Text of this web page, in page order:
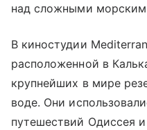
над сложными
В киностудии
расположенной в
крупнейших в мире
воде. Они
путешествий Одиссея